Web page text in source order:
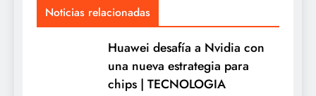
Noticias relacionadas
Huawei desafía a Nvidia con
una nueva estrategia para
chips | TECNOLOGIA